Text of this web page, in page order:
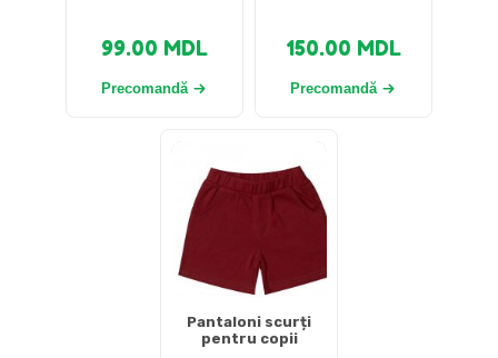
99.00 MDL
Precomandă
150.00 MDL
Precomandă
Pantaloni scurți
pentru copii